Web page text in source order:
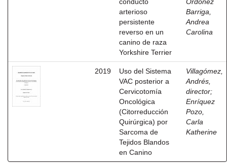
arterioso
persistente
reverso en un
canino de raza
Yorkshire Terrier
Barriga,
Andrea
Carolina
2019
Uso del Sistema
VAC posterior a
Cervicotomía
Oncológica
(Citorreducción
Quirúrgica) por
Sarcoma de
Tejidos Blandos
en Canino
Villagómez,
Andrés,
director;
Enríquez
Pozo,
Carla
Katherine